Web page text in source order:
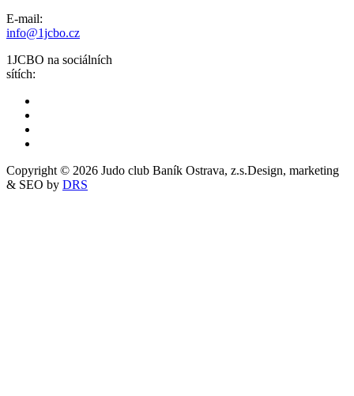
E-mail:
info@1jcbo.cz
1JCBO na sociálních
sítích:
Copyright © 2026 Judo club Baník Ostrava, z.s.Design, marketing
& SEO by DRS